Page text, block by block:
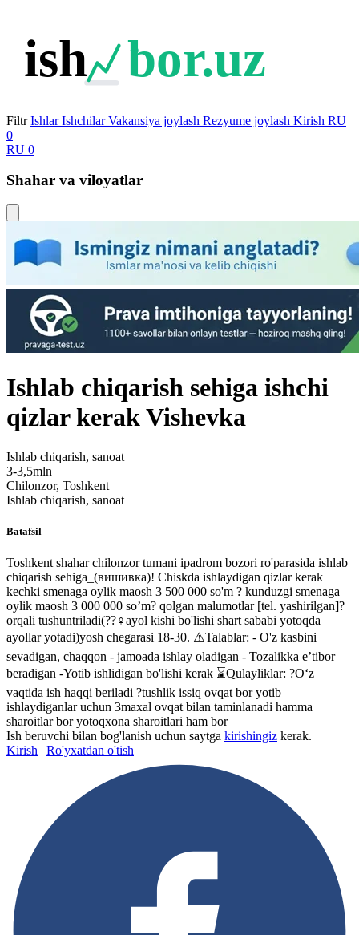
ish bor.uz
Filtr Ishlar Ishchilar Vakansiya joylash Rezyume joylash Kirish RU
0
RU 0
Shahar va viloyatlar
Ishlab chiqarish sehiga ishchi
qizlar kerak Vishevka
Ishlab chiqarish, sanoat
3-3,5mln
Chilonzor, Toshkent
Ishlab chiqarish, sanoat
Batafsil
Toshkent shahar chilonzor tumani ipadrom bozori ro'parasida ishlab
chiqarish sehiga_(вишивка)! Chiskda ishlaydigan qizlar kerak
kechki smenaga oylik maosh 3 500 000 so'm ? kunduzgi smenaga
oylik maosh 3 000 000 so’m? qolgan malumotlar [tel. yashirilgan]?
orqali tushuntriladi(??‍♀️ayol kishi bo'lishi shart sababi yotoqda
ayollar yotadi)yosh chegarasi 18-30. ⚠️Talablar: - O'z kasbini
sevadigan, chaqqon - jamoada ishlay oladigan - Tozalikka eʼtibor
beradigan -Yotib ishlidigan bo'lishi kerak ⌛Qulayliklar: ?Oʻz
vaqtida ish haqqi beriladi ?tushlik issiq ovqat bor yotib
ishlaydiganlar uchun 3maxal ovqat bilan taminlanadi hamma
sharoitlar bor yotoqxona sharoitlari ham bor
Ish beruvchi bilan bog'lanish uchun saytga kirishingiz kerak.
Kirish | Ro'yxatdan o'tish